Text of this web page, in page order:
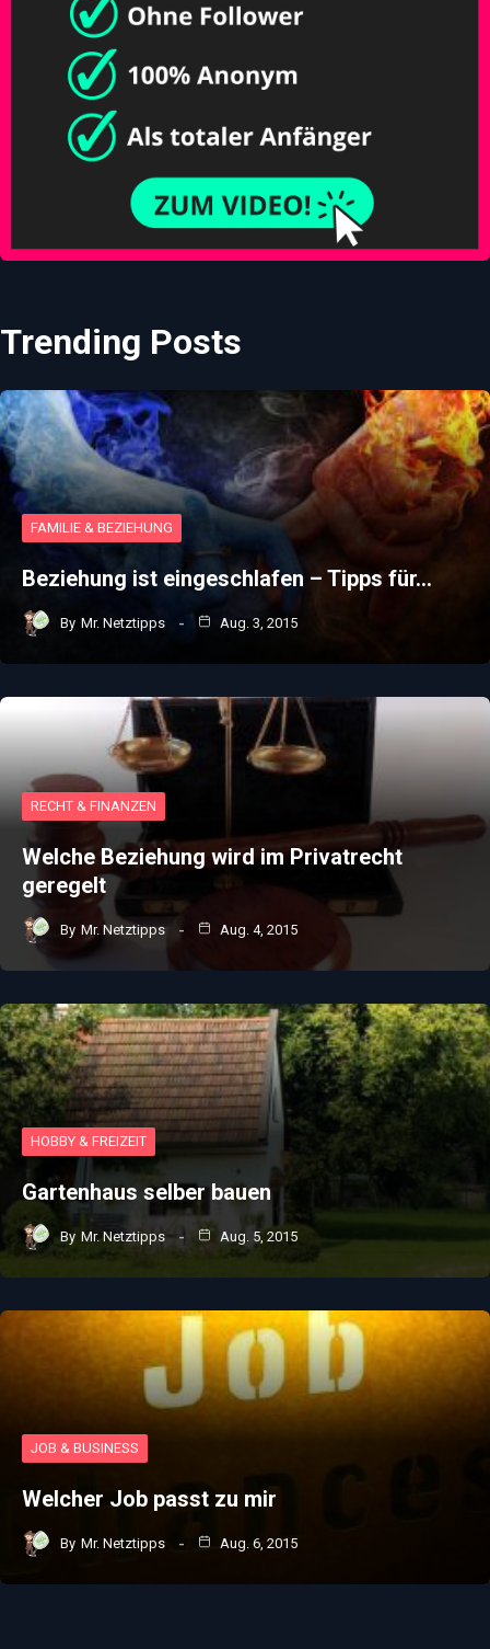
Trending Posts
FAMILIE & BEZIEHUNG
Beziehung ist eingeschlafen – Tipps für…
By Mr. Netztipps Aug. 3, 2015
RECHT & FINANZEN
Welche Beziehung wird im Privatrecht
geregelt
By Mr. Netztipps Aug. 4, 2015
HOBBY & FREIZEIT
Gartenhaus selber bauen
By Mr. Netztipps Aug. 5, 2015
JOB & BUSINESS
Welcher Job passt zu mir
By Mr. Netztipps Aug. 6, 2015